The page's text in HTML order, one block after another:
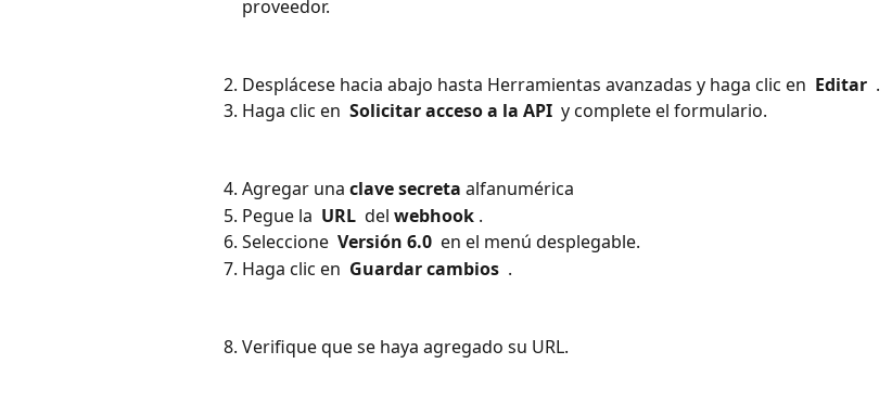
proveedor.
Desplácese hacia abajo hasta Herramientas avanzadas y haga clic en Editar .
Haga clic en Solicitar acceso a la API y complete el formulario.
Agregar una clave secreta alfanumérica
Pegue la URL del webhook .
Seleccione Versión 6.0 en el menú desplegable.
Haga clic en Guardar cambios .
Verifique que se haya agregado su URL.